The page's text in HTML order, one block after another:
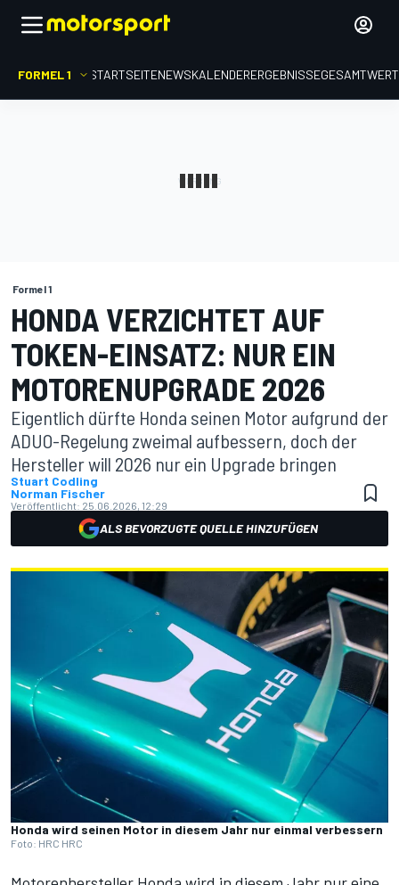
FORMEL 1 STARTSEITENEWSKALENDERERGEBNISSE
Formel 1
HONDA VERZICHTET AUF
TOKEN-EINSATZ: NUR EIN
MOTORENUPGRADE 2026
Eigentlich dürfte Honda seinen Motor aufgrund der
ADUO-Regelung zweimal aufbessern, doch der
Hersteller will 2026 nur ein Upgrade bringen
Stuart Codling
Norman Fischer
Veröffentlicht: 25.06.2026, 12:29
ALS BEVORZUGTE QUELLE HINZUFÜGEN
Honda wird seinen Motor in diesem Jahr nur einmal verbessern
Foto: HRC HRC